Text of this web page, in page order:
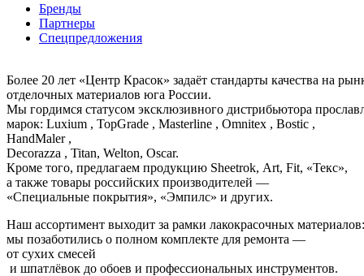
Бренды
Партнеры
Спецпредложения
Более 20 лет «Центр Красок» задаёт стандарты качества на
отделочных материалов юга России.
Мы гордимся статусом эксклюзивного дистрибьютора
марок: Luxium , TopGrade , Masterline , Omnitex , Bostic ,
HandMaler ,
Decorazza , Titan, Welton, Oscar.
Кроме того, предлагаем продукцию Sheetrok, Art, Fit, «Текс»,
а также товары российских производителей —
«Специальные покрытия», «Эмпилс» и других.
Наш ассортимент выходит за рамки лакокрасочных
мы позаботились о полном комплекте для ремонта —
от сухих смесей
и шпатлёвок до обоев и профессиональных инструментов.